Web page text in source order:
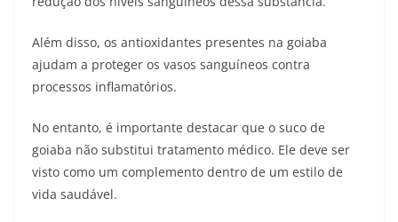
Além disso, os antioxidantes presentes na goiaba
ajudam a proteger os vasos sanguíneos contra
processos inflamatórios.
No entanto, é importante destacar que o suco de
goiaba não substitui tratamento médico. Ele deve ser
visto como um complemento dentro de um estilo de
vida saudável.